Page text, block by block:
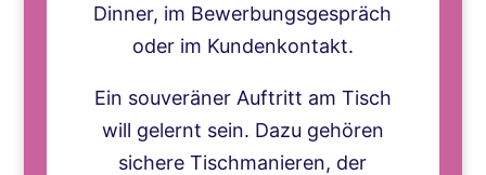
Dinner, im Bewerbungsgespräch
oder im Kundenkontakt.
Ein souveräner Auftritt am Tisch
will gelernt sein. Dazu gehören
sichere Tischmanieren, der